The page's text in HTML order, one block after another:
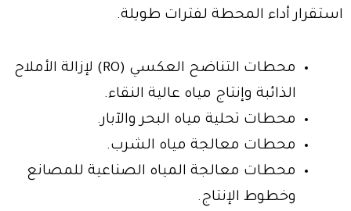
استقرار أداء المحطة لفترات طويلة.
محطات التناضح العكسي (RO) لإزالة الأملاح
الذائبة وإنتاج مياه عالية النقاء.
محطات تحلية مياه البحر والآبار.
محطات معالجة مياه الشرب.
محطات معالجة المياه الصناعية للمصانع
وخطوط الإنتاج.